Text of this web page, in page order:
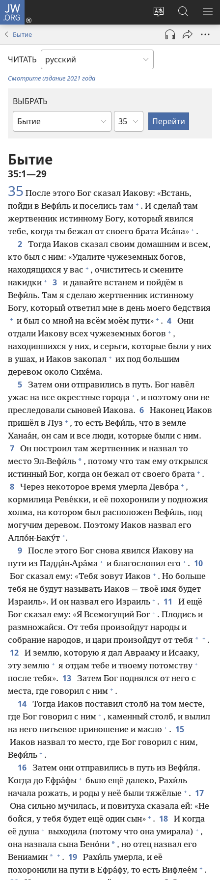
JW.ORG
Изменить
язык
сайта
Войти
(открывается
новом
окне)
Поиск
по
jw.org
Бытие
ЧИТАТЬ
Смотрите издание 2021 года
ВЫБРАТЬ
по
Библии
по
главам
Бытие
35:1—29
35 После этого Бог сказал Иакову: «Встань,
пойди в Вефи́ль и поселись там + . И сделай там
жертвенник истинному Богу, который явился
тебе, когда ты бежал от своего брата Иса́ва» + .
2
Тогда Иаков сказал своим домашним и всем,
кто был с ним: «Удалите чужеземных богов,
находящихся у вас + , очиститесь и смените
накидки + 3
и давайте встанем и пойдём в
Вефи́ль. Там я сделаю жертвенник истинному
Богу, который ответил мне в день моего бедствия
+ и был со мной на всём моём пути» + . 4
Они
отдали Иакову всех чужеземных богов + ,
находившихся у них, и серьги, которые были у них
в ушах, и Иаков закопал + их под большим
деревом около Сихе́ма.
5
Затем они отправились в путь. Бог навёл
ужас на все окрестные города + , и поэтому они не
преследовали сыновей Иакова. 6
Наконец Иаков
пришёл в Луз + , то есть Вефи́ль, что в земле
Ханаа́н, он сам и все люди, которые были с ним.
7
Он построил там жертвенник и назвал то
место Эл-Вефи́ль * , потому что там ему открылся
истинный Бог, когда он бежал от своего брата + .
8 Через некоторое время умерла Дево́ра + ,
кормилица Реве́кки, и её похоронили у подножия
холма, на котором был расположен Вефи́ль, под
могучим деревом. Поэтому Иаков назвал его
Алло́н-Баку́т *.
9
После этого Бог снова явился Иакову на
пути из Падда́н-Ара́ма + и благословил его + . 10
Бог сказал ему: «Тебя зовут Иаков + . Но больше
тебя не будут называть Иаков — твоё имя будет
Израиль». И он назвал его Израиль + . 11
И ещё
Бог сказал ему: «Я Всемогущий Бог + . Плодись и
размножайся. От тебя произойдут народы и
собрание народов, и цари произойдут от тебя * + .
12
И землю, которую я дал Аврааму и Исааку,
эту землю + я отдам тебе и твоему потомству +
после тебя». 13
Затем Бог поднялся от него с
места, где говорил с ним + .
14
Тогда Иаков поставил столб на том месте,
где Бог говорил с ним + , каменный столб, и вылил
на него питьевое приношение и масло + . 15
Иаков назвал то место, где Бог говорил с ним,
Вефи́ль + .
16
Затем они отправились в путь из Вефи́ля.
Когда до Ефра́фы + было ещё далеко, Рахи́ль
начала рожать, и роды у неё были тяжёлые + . 17
Она сильно мучилась, и повитуха сказала ей: «Не
бойся, у тебя будет ещё один сын» + . 18
И когда
её душа + выходила (потому что она умирала) + ,
она назвала сына Бено́ни * , но отец назвал его
Вениамин * + . 19
Рахи́ль умерла, и её
похоронили на пути в Ефра́фу, то есть Вифлее́м + .